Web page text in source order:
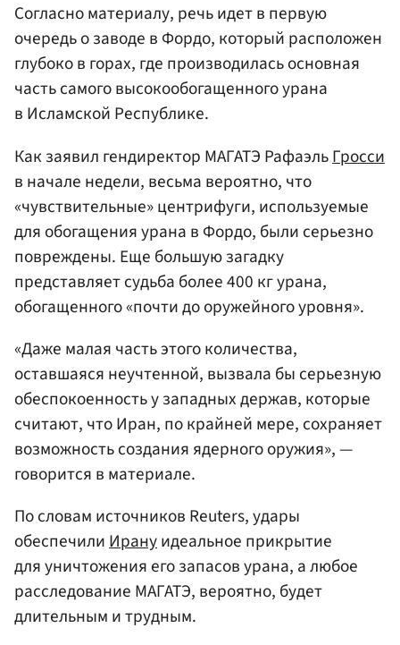
Согласно материалу, речь идет в первую
очередь о заводе в Фордо, который расположен
глубоко в горах, где производилась основная
часть самого высокообогащенного урана
в Исламской Республике.
Как заявил гендиректор МАГАТЭ РафаэльГросси
в начале недели, весьма вероятно, что
«чувствительные» центрифуги, используемые
для обогащения урана в Фордо, были серьезно
повреждены. Еще большую загадку
представляет судьба более 400 кг урана,
обогащенного «почти до оружейного уровня».
«Даже малая часть этого количества,
оставшаяся неучтенной, вызвала бы серьезную
обеспокоенность у западных держав, которые
считают, что Иран, по крайней мере, сохраняет
возможность создания ядерного оружия», —
говорится в материале.
По словам источников Reuters, удары
обеспечилиИрануидеальное прикрытие
для уничтожения его запасов урана, а любое
расследование МАГАТЭ, вероятно, будет
длительным и трудным.